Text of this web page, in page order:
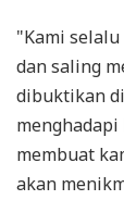
"Kami
dan saling
dibuktikan
membuat
akan